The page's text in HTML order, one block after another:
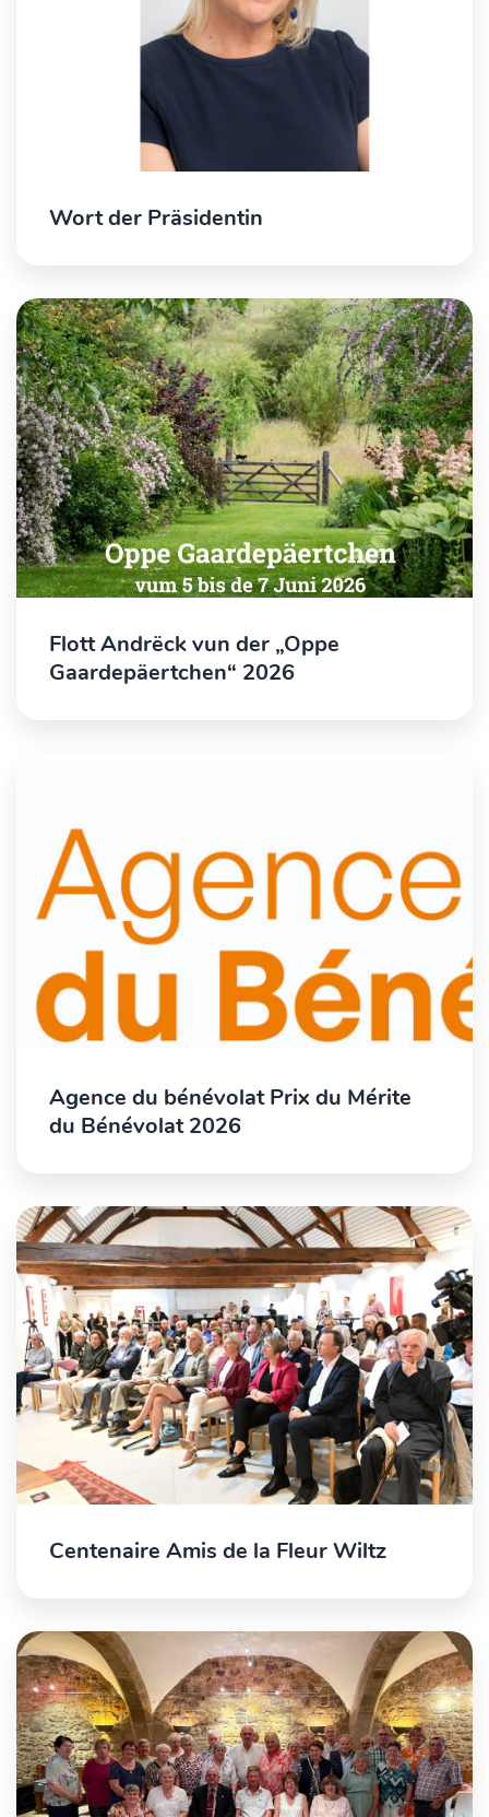
Wort der Präsidentin
Flott Andrëck vun der „Oppe
Gaardepäertchen“ 2026
Agence du bénévolat Prix du Mérite
du Bénévolat 2026
Centenaire Amis de la Fleur Wiltz